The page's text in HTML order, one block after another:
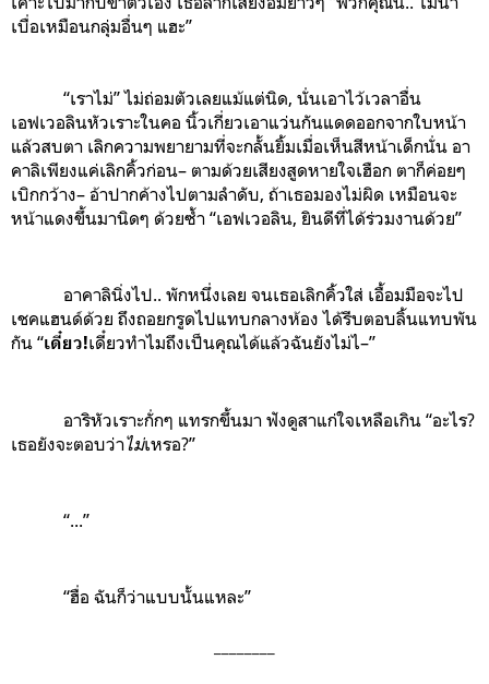
เบื่อเหมือนกลุ่มอื่นๆ แฮะ”
“เราไม่” ไม่ถ่อมตัวเลยแม้แต่นิด, นั่นเอาไว้เวลาอื่น
เอฟเวอลินหัวเราะในคอ นิ้วเกี่ยวเอาแว่นกันแดดออกจากใบหน้า
แล้วสบตา เลิกความพยายามที่จะกลั้นยิ้มเมื่อเห็นสีหน้าเด็กนั่น อา
คาลิเพียงแค่เลิกคิ้วก่อน– ตามด้วยเสียงสูดหายใจเฮือก ตาก็ค่อยๆ
เบิกกว้าง– อ้าปากค้างไปตามลำดับ, ถ้าเธอมองไม่ผิด เหมือนจะ
หน้าแดงขึ้นมานิดๆ ด้วยซ้ำ “เอฟเวอลิน, ยินดีที่ได้ร่วมงานด้วย”
อาคาลินิ่งไป.. พักหนึ่งเลย จนเธอเลิกคิ้วใส่ เอื้อมมือจะไป
เชคแฮนด์ด้วย ถึงถอยกรูดไปแทบกลางห้อง ได้รีบตอบลิ้นแทบพัน
กัน “เดี๋ยว!เดี๋ยวทำไมถึงเป็นคุณได้แล้วฉันยังไม่ไ–”
อาริหัวเราะกั่กๆ แทรกขึ้นมา ฟังดูสาแก่ใจเหลือเกิน “อะไร?
เธอยังจะตอบว่าไม่เหรอ?”
“...”
“ฮื่อ ฉันก็ว่าแบบนั้นแหละ”